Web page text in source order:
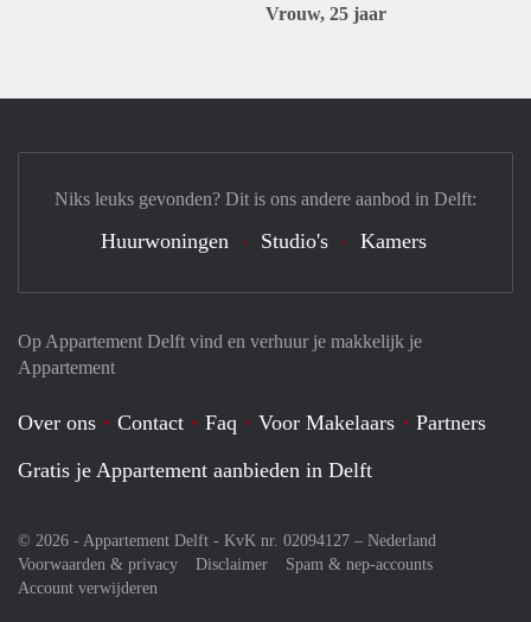
Vrouw, 25 jaar
Op Appartement Delft vind en verhuur je makkelijk je
Appartement
Over ons Contact Faq Voor Makelaars
Partners
Gratis je Appartement aanbieden in Delft
© 2026 - Appartement Delft - KvK nr. 02094127 – Nederland
Voorwaarden & privacy
Disclaimer
Spam & nep-accounts
Account verwijderen
Niks leuks gevonden? Dit is ons andere aanbod in Delft:
Huurwoningen Studio's Kamers